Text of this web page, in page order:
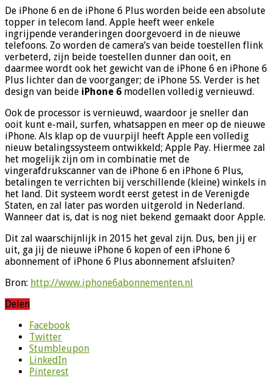
De iPhone 6 en de iPhone 6 Plus worden beide een absolute
topper in telecom land. Apple heeft weer enkele
ingrijpende veranderingen doorgevoerd in de nieuwe
telefoons. Zo worden de camera’s van beide toestellen flink
verbeterd, zijn beide toestellen dunner dan ooit, en
daarmee wordt ook het gewicht van de iPhone 6 en iPhone 6
Plus lichter dan de voorganger; de iPhone 5S. Verder is het
design van beide iPhone 6 modellen volledig vernieuwd.
Ook de processor is vernieuwd, waardoor je sneller dan
ooit kunt e-mail, surfen, whatsappen en meer op de nieuwe
iPhone. Als klap op de vuurpijl heeft Apple een volledig
nieuw betalingssysteem ontwikkeld; Apple Pay. Hiermee zal
het mogelijk zijn om in combinatie met de
vingerafdrukscanner van de iPhone 6 en iPhone 6 Plus,
betalingen te verrichten bij verschillende (kleine) winkels in
het land. Dit systeem wordt eerst getest in de Verenigde
Staten, en zal later pas worden uitgerold in Nederland.
Wanneer dat is, dat is nog niet bekend gemaakt door Apple.
Dit zal waarschijnlijk in 2015 het geval zijn. Dus, ben jij er
uit, ga jij de nieuwe iPhone 6 kopen of een iPhone 6
abonnement of iPhone 6 Plus abonnement afsluiten?
Bron: http://www.iphone6abonnementen.nl
Delen
Facebook
Twitter
Stumbleupon
LinkedIn
Pinterest